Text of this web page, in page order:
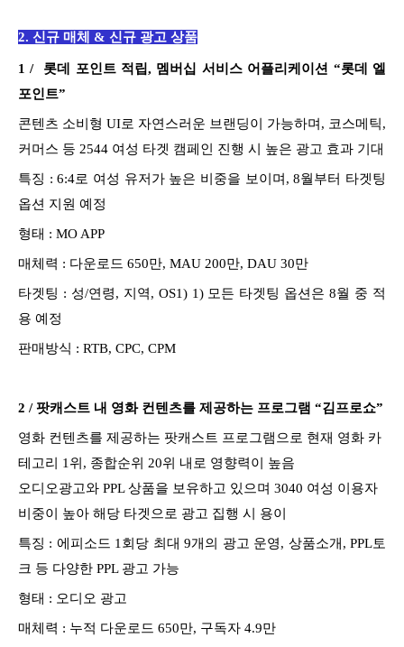
2. 신규 매체 & 신규 광고 상품
1 /
롯데 포인트 적립, 멤버십 서비스 어플리케이션 “롯데 엘
포인트”
콘텐츠 소비형 UI로 자연스러운 브랜딩이 가능하며, 코스메틱,
커머스 등 2544 여성 타겟 캠페인 진행 시 높은 광고 효과 기대
특징 : 6:4로 여성 유저가 높은 비중을 보이며,8월부터 타겟팅
옵션 지원 예정
형태 : MO APP
매체력 : 다운로드 650만, MAU 200만, DAU 30만
타겟팅 : 성/연령, 지역, OS1) 1) 모든 타겟팅 옵션은8월 중 적
용 예정
판매방식 : RTB, CPC, CPM
2 /팟캐스트 내 영화 컨텐츠를 제공하는 프로그램 “김프로쇼”
영화 컨텐츠를 제공하는 팟캐스트 프로그램으로 현재 영화 카
테고리 1위, 종합순위 20위 내로 영향력이 높음
오디오광고와 PPL 상품을 보유하고 있으며 3040 여성 이용자
비중이 높아 해당 타겟으로 광고 집행 시 용이
특징 : 에피소드 1회당 최대 9개의 광고 운영, 상품소개, PPL토
크 등 다양한 PPL 광고 가능
형태 : 오디오 광고
매체력 : 누적 다운로드 650만, 구독자 4.9만